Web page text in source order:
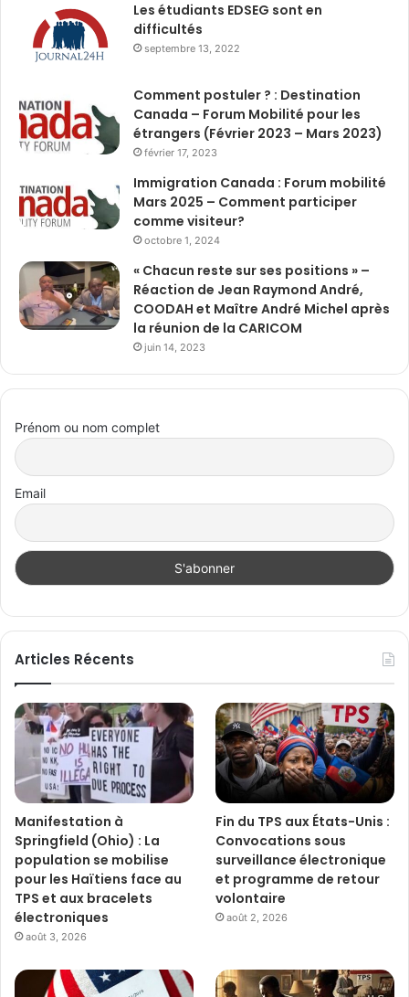
Les étudiants EDSEG sont en
difficultés
septembre 13, 2022
Comment postuler ? : Destination
Canada – Forum Mobilité pour les
étrangers (Février 2023 – Mars 2023)
février 17, 2023
Immigration Canada : Forum mobilité
Mars 2025 – Comment participer
comme visiteur?
octobre 1, 2024
« Chacun reste sur ses positions » –
Réaction de Jean Raymond André,
COODAH et Maître André Michel après
la réunion de la CARICOM
juin 14, 2023
Prénom ou nom complet
Email
Articles Récents
Manifestation à
Springfield (Ohio) : La
population se mobilise
pour les Haïtiens face au
TPS et aux bracelets
électroniques
août 3, 2026
Fin du TPS aux États-Unis :
Convocations sous
surveillance électronique
et programme de retour
volontaire
août 2, 2026